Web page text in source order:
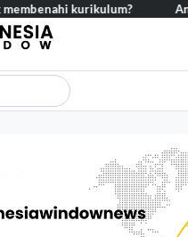
kurikulum? Analisis –